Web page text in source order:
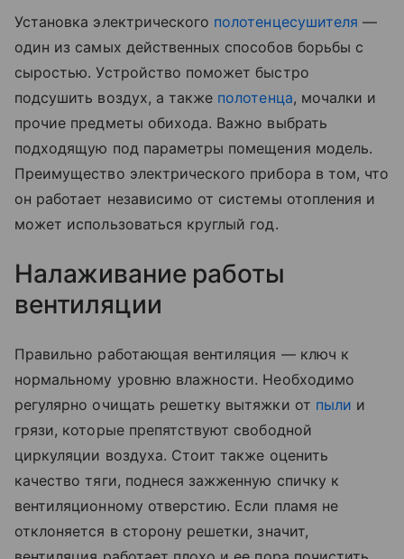
Установка электрического полотенцесушителя —
один из самых действенных способов борьбы с
сыростью. Устройство поможет быстро
подсушить воздух, а также полотенца, мочалки и
прочие предметы обихода. Важно выбрать
подходящую под параметры помещения модель.
Преимущество электрического прибора в том, что
он работает независимо от системы отопления и
может использоваться круглый год.
Налаживание работы
вентиляции
Правильно работающая вентиляция — ключ к
нормальному уровню влажности. Необходимо
регулярно очищать решетку вытяжки от пыли и
грязи, которые препятствуют свободной
циркуляции воздуха. Стоит также оценить
качество тяги, поднеся зажженную спичку к
вентиляционному отверстию. Если пламя не
отклоняется в сторону решетки, значит,